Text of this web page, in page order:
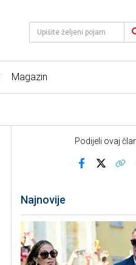
Magazin
Podijeli ovaj
Najnovije